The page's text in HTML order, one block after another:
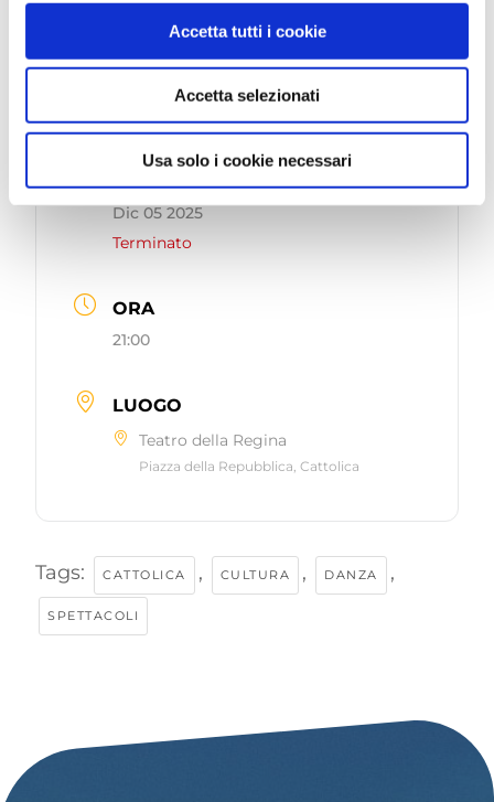
Accetta tutti i cookie
Accetta selezionati
Usa solo i cookie necessari
47841 Cattolica RN
DATA
Dic 05 2025
Terminato
ORA
21:00
LUOGO
Teatro della Regina
Piazza della Repubblica, Cattolica
Tags: CATTOLICA , CULTURA , DANZA ,
SPETTACOLI